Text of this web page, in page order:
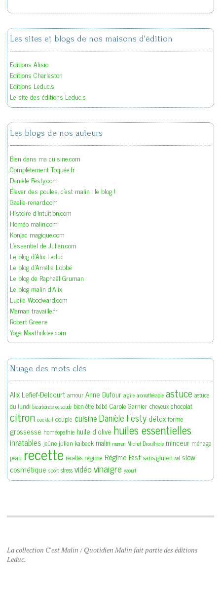
Les sites et blogs de nos maisons d'édition
Editions Alisio
Editions Charleston
Editions Leduc.s
Le site des éditions Leduc.s
Les blogs de nos auteurs
Bien dans ma cuisine.com
Complètement Toquée.fr
Danièle Festy.com
Élever des poules, c'est malin : le blog !
Gaelle-renard.com
Histoire d'intuition.com
Homéo malin.com
Konjac magique.com
L'essentiel de Julien.com
Le blog d'Alix Leduc
Le blog d'Amélia Lobbé
Le blog de Raphaël Gruman
Le blog malin d'Alix
Lucile Woodward.com
Maman travaille.fr
Robert Greene
Yoga Maathiildee.com
Nuage des mots clés
Alix Lefief-Delcourt amour Anne Dufour argile aromathérapie astuce astuce
du lundi bicarbonate de soude bien-être bébé Carole Garnier cheveux chocolat
citron cocktail couple cuisineDanièle Festy détoxforme
grossesse homéopathie huile d'olive huiles essentielles
inratables jeûne julien kaibeck malin maman Michel Droulhiole minceur ménage
peau recette recettes régime Régime Fast sans gluten sel slow
cosmétique sport stress vidéovinaigre yaourt
La collection C'est Malin / Quotidien Malin fait partie des éditions
Leduc.